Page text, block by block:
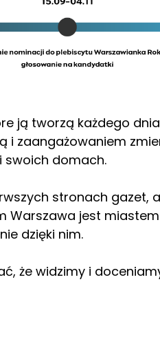
tworzą każdego dnia.
zaangażowaniem
swoich domach.
stronach gazet,
Warszawa jest
dzięki nim.
że widzimy i